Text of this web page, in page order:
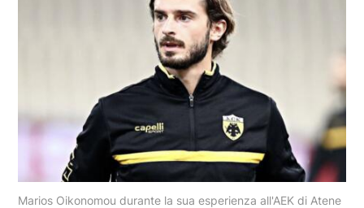
Marios Oikonomou durante la sua esperienza all'AEK di Atene